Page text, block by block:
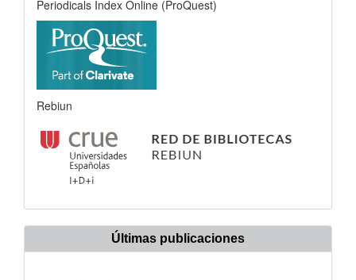
Periodicals Index Online (ProQuest)
Rebiun
Últimas publicaciones